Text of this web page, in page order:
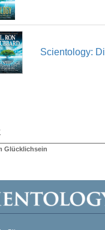
Scientology:
Glücklichsein